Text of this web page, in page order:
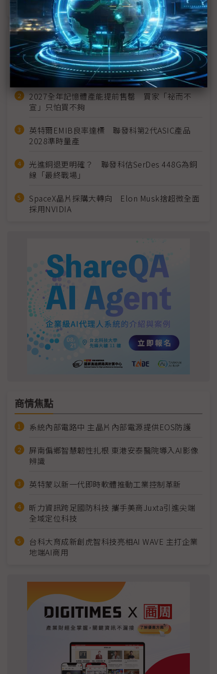
近７天熱門報導
MLCC訂單過熱、出貨比創高 村田示警全球AI基
建熱潮將趨緩
2027全年記憶體產能提前售罄 買家「祕而不
宣」只怕買不夠
英特爾EMIB良率達標 聯發科第2代ASIC產品
2028準時量產
光進銅退更明確？ 聯發科估SerDes 448G為銅
線「最終戰場」
SpaceX晶片採購大轉向 Elon Musk捨超微全面
採用NVIDIA
商情焦點
系統內部電路中 主晶片內部電源提供EOS防護
屏南偏鄉智慧韌性扎根 東港安泰醫院導入AI影像
辨識
英特蒙以新一代即時軟體推動工業控制革新
昕力資訊跨足國防科技 攜手美商Juxta引進尖端
全域定位科技
台科大育成新創虎智科技亮相AI WAVE 主打企業
地端AI商用